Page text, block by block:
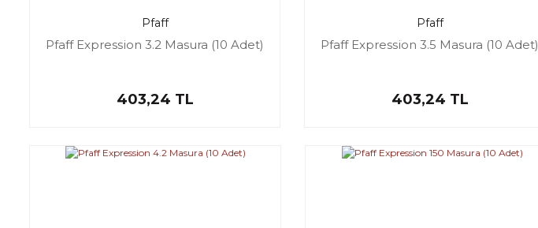
Pfaff
Pfaff Expression 3.2 Masura (10 Adet)
403,24 TL
Pfaff
Pfaff Expression 3.5 Masura (10 Adet)
403,24 TL